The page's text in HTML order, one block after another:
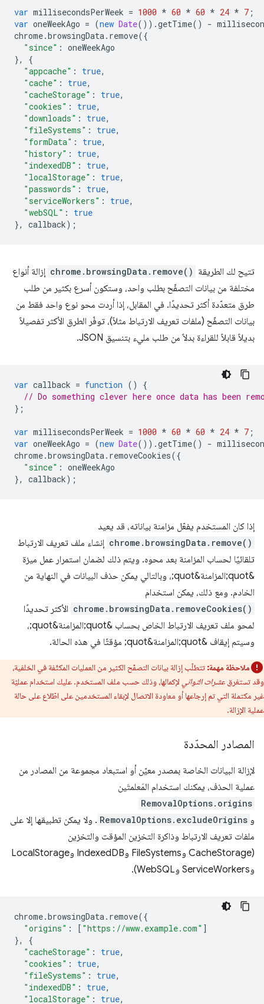
var millisecondsPerWeek = 1000 * 60 * 60 * 24 * 7 ;
var oneWeekAgo = (new Date()).getTime() -
chrome.browsingData. remove({
"since" : oneWeekAgo
},
{
"appcache" : true,
"cache" : true,
"cacheStorage" : true,
"cookies" : true,
"downloads" : true,
"fileSystems" : true,
"formData" : true,
"history" : true,
"indexedDB" : true,
"localStorage" : true,
"passwords" : true,
"serviceWorkers" : true,
"webSQL" :
true
},
callback);
تتيح لك الطريقة chrome.browsingData.remove() إزالة أنواع
مختلفة من بيانات التصفّح بطلب واحد، وستكون أسرع بكثير من طلب
طرق متعدّدة أكثر تحديدًا. في المقابل، إذا أردت محو نوع واحد فقط من
بيانات التصفّح (ملفات تعريف الارتباط مثلاً)، توفّر الطرق الأكثر تفصيلاً
بديلاً قابلاً للقراءة بدلاً من طلب مليء بتنسيق JSON.
var callback = function ()
{
// Do something clever here once data has been
};
var millisecondsPerWeek = 1000 * 60 * 60 * 24 * 7 ;
var oneWeekAgo = (new Date()).getTime() -
chrome.browsingData. removeCookies({
"since" : oneWeekAgo
},
callback);
إذا كان المستخدم يفعّل مزامنة بياناته، قد يعيد
chrome.browsingData.remove() إنشاء ملف تعريف الارتباط
تلقائيًا لحساب المزامنة بعد محوه. ويتم ذلك لضمان استمرار عمل ميزة
&quot;المزامنة&quot;، وبالتالي يمكن حذف البيانات في النهاية من
الخادم. ومع ذلك، يمكن استخدام
chrome.browsingData.removeCookies() الأكثر تحديدًا
لمحو ملف تعريف الارتباط الخاص بحساب &quot;المزامنة&quot;،
وسيتم إيقاف &quot;المزامنة&quot; مؤقتًا في هذه الحالة.
ملاحظة مهمة: تتطلّب إزالة بيانات التصفّح الكثير من العمليات المكثّفة في الخلفية،
وقد تستغرق عشرات الثواني لإكمالها، وذلك حسب ملف المستخدم. عليك استخدام عمليّة
غير مكتملة التي تم إرجاعها أو معاودة الاتصال لإبقاء المستخدمين على اطّلاع على حالة
عملية الإزالة.
المصادر المحدّدة
لإزالة البيانات الخاصة بمصدر معيّن أو استبعاد مجموعة من المصادر من
عملية الحذف، يمكنك استخدام المَعلمتَين
RemovalOptions.origins
و RemovalOptions.excludeOrigins . ولا يمكن تطبيقها إلا على
ملفات تعريف الارتباط وذاكرة التخزين المؤقت والتخزين
(CacheStorage وFileSystems وIndexedDB وLocalStorage
وServiceWorkers وWebSQL).
chrome.browsingData. remove({
"origins" : [ "https://www.example.com" ]
},
{
"cacheStorage" : true,
"cookies" : true,
"fileSystems" : true,
"indexedDB" : true,
"localStorage" : true,